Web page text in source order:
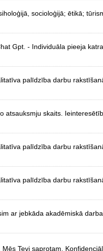
socioloģijā; ētikā;
Gpt. - Individuāla pieeja
palīdzība darbu
atsauksmju skaits.
palīdzība darbu
palīdzība darbu
ar jebkāda akadēmiskā
Tevi saprotam.